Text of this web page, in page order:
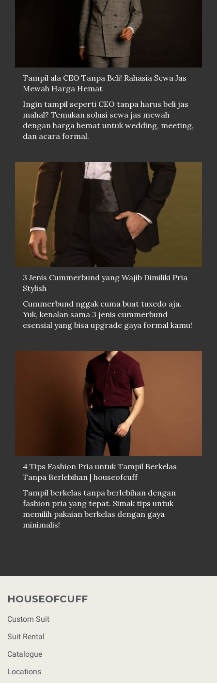
Tampil ala CEO Tanpa Beli! Rahasia Sewa Jas
Mewah Harga Hemat
Ingin tampil seperti CEO tanpa harus beli jas
mahal? Temukan solusi sewa jas mewah
dengan harga hemat untuk wedding, meeting,
dan acara formal.
3 Jenis Cummerbund yang Wajib Dimiliki Pria
Stylish
Cummerbund nggak cuma buat tuxedo aja.
Yuk, kenalan sama 3 jenis cummerbund
esensial yang bisa upgrade gaya formal kamu!
4 Tips Fashion Pria untuk Tampil Berkelas
Tanpa Berlebihan | houseofcuff
Tampil berkelas tanpa berlebihan dengan
fashion pria yang tepat. Simak tips untuk
memilih pakaian berkelas dengan gaya
minimalis!
HOUSEOFCUFF
Custom Suit
Suit Rental
Catalogue
Locations